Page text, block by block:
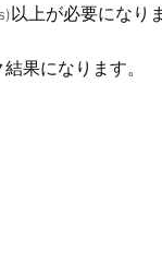
以上が必要になり
果になります。